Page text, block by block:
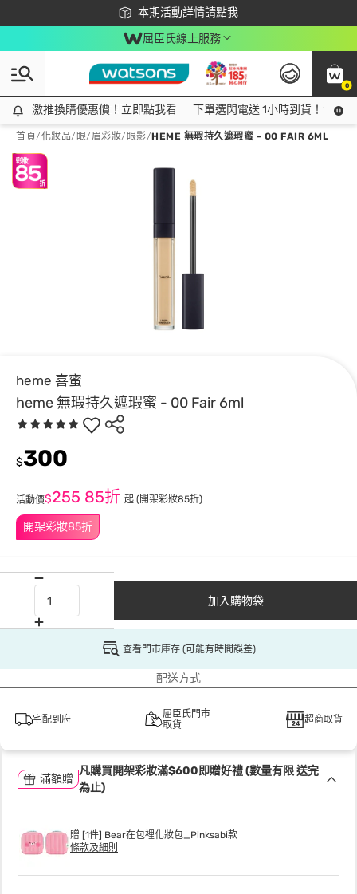
本期活動詳情請點我
下載app最高回饋$350
屈臣氏線上服務
0
激推換購優惠價！立即點我看
激推換購優惠價！立即點我看 下單選閃電送 1小時到貨！領神
首頁/化妝品/ 眼/眉彩妝/ 眼影/HEME 無瑕持久遮瑕蜜 - 00 FAIR 6ML
heme 喜蜜
heme 無瑕持久遮瑕蜜 - 00 Fair 6ml
開架彩妝85折
$300
活動價$255 85折 起 (開架彩妝85折)
加入購物袋
查看門市庫存 (可能有時間誤差)
配送方式
宅配到府
屈臣氏門市
取貨
超商取貨
滿額贈
凡購買開架彩妝滿$600即贈好禮 (數量有限 送完
為止)
贈 [1件] Bear在包裡化妝包_Pinksabi款
條款及細則